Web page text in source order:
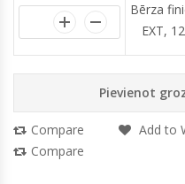
Bērza
EXT,
Pievienot
Compare
Add to
Compare